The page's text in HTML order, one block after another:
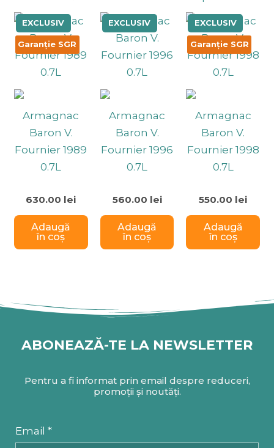
EXCLUSIV
Garanție SGR
Armagnac
Baron V.
Fournier 1989
0.7L
Evaluat
0
630.00 lei
Adaugă
în coș
EXCLUSIV
Armagnac
Baron V.
Fournier 1996
0.7L
Evaluat
0
560.00 lei
Adaugă
în coș
EXCLUSIV
Garanție SGR
Armagnac
Baron V.
Fournier 1998
0.7L
Evaluat
0
550.00 lei
Adaugă
în coș
ABONEAZĂ-TE LA NEWSLETTER
Pentru a fi informat prin email despre reduceri,
promoții și noutăți.
Email *